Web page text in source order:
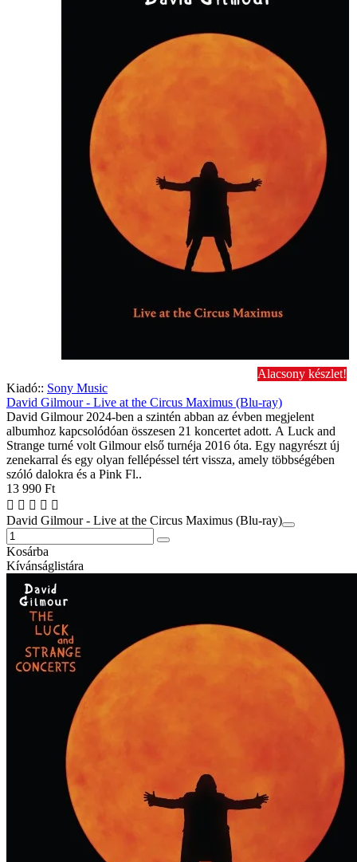
Alacsony készlet!
Kiadó:: Sony Music
David Gilmour - Live at the Circus Maximus (Blu-ray)
David Gilmour 2024-ben a szintén abban az évben megjelent
albumhoz kapcsolódóan összesen 21 koncertet adott. A Luck and
Strange turné volt Gilmour első turnéja 2016 óta. Egy nagyrészt új
zenekarral és egy olyan fellépéssel tért vissza, amely többségében
szóló dalokra és a Pink Fl..
13 990 Ft
David Gilmour - Live at the Circus Maximus (Blu-ray)
Kosárba
Kívánságlistára